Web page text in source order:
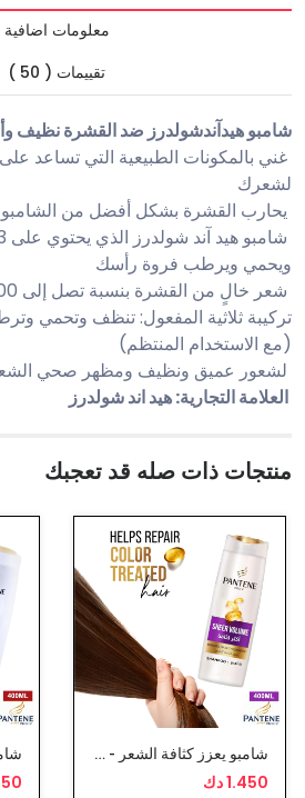
معلومات اضافية
تقييمات ( 50 )
شامبو هيدآندشولدرز ضد القشرة نظيف وأنيق
غني بالمكونات الطبيعية التي تساعد
لشعرك
يحارب القشرة بشكل أفضل من الشامبو
ويحمي ويرطب فروة رأسك
شعر خالٍ من القشرة بنسبة تصل إلى 100 بالمائة
تركيبة ثلاثية المفعول: تنظف وتحمي
(مع الاستخدام المنتظم)
لشعور عميق ونظيف ومظهر صحي
العلامة التجارية: هيد اند شولدرز
منتجات ذات صله قد تعجبك
شامبو يعزز كثافة الشعر - بانتين
1.450 دك